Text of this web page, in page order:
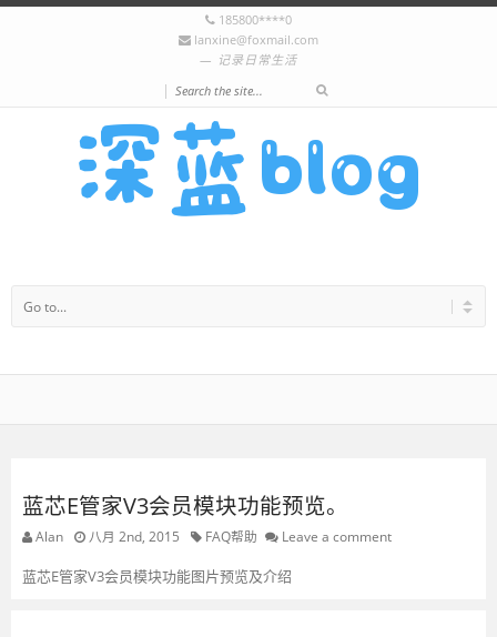
185800****0
lanxine@foxmail.com
记录日常生活
|
蓝芯E管家V3会员模块功能预览。
Alan 八月 2nd, 2015 FAQ帮助 Leave a comment
蓝芯E管家V3会员模块功能图片预览及介绍